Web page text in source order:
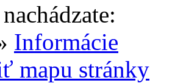
Informácie
mapu stránky